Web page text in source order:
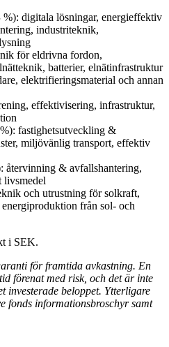
digitala lösningar, energieffektiv
industriteknik,
för eldrivna fordon,
batterier, elnätinfrastruktur
elektrifieringsmaterial och annan
effektivisering, infrastruktur,
fastighetsutveckling &
miljövänlig transport, effektiv
återvinning & avfallshantering,
livsmedel
och utrustning för solkraft,
från sol- och
i SEK.
för framtida avkastning. En
förenat med risk, och det är inte
investerade beloppet. Ytterligare
fonds informationsbroschyr samt